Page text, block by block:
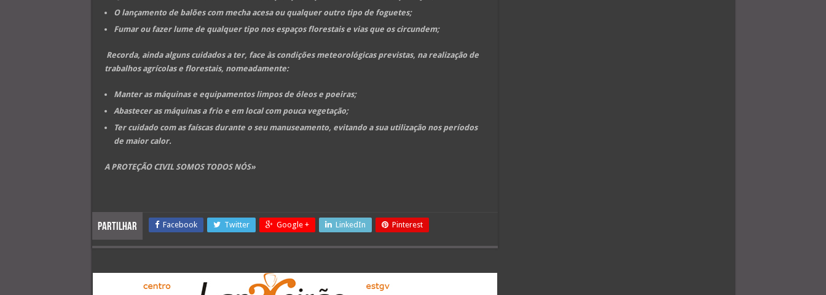
O lançamento de balões com mecha acesa ou qualquer outro tipo de foguetes;
Fumar ou fazer lume de qualquer tipo nos espaços florestais e vias que os circundem;
Recorda, ainda alguns cuidados a ter, face às condições meteorológicas previstas, na realização de
trabalhos agrícolas e florestais, nomeadamente:
Manter as máquinas e equipamentos limpos de óleos e poeiras;
Abastecer as máquinas a frio e em local com pouca vegetação;
Ter cuidado com as faíscas durante o seu manuseamento, evitando a sua utilização nos períodos
de maior calor.
A PROTEÇÃO CIVIL SOMOS TODOS NÓS»
Partilhar Facebook Twitter Google + LinkedIn Pinterest